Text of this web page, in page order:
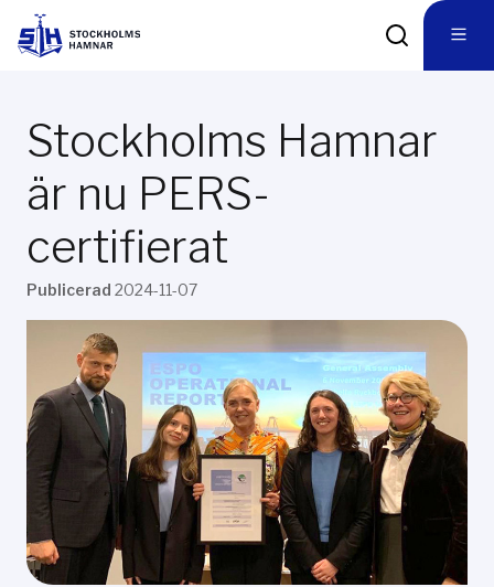
Stockholms Hamnar
är nu PERS-
certifierat
Publicerad 2024-11-07